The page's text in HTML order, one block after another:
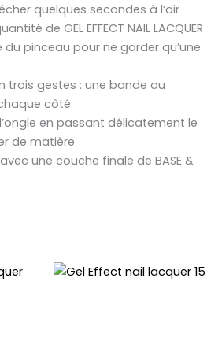
quelques secondes à l’air
de GEL EFFECT NAIL LACQUER
pinceau pour ne garder qu’une
trois gestes : une bande au
côté
en passant délicatement le
de matière
une couche finale de BASE &